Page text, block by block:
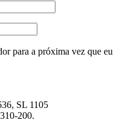
para a próxima vez que eu
SL 1105
200.